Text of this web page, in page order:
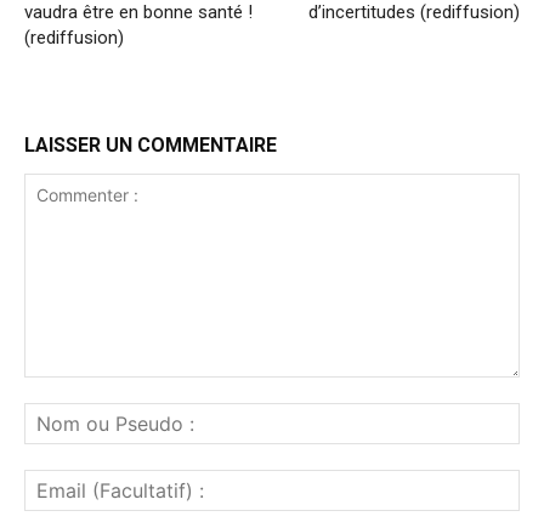
vaudra être en bonne santé !
(rediffusion)
d’incertitudes (rediffusion)
LAISSER UN COMMENTAIRE